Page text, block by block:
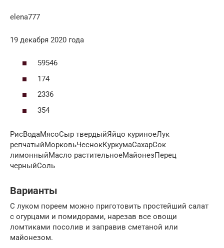
elena777
19 декабря 2020 года
59546
174
2336
354
РисВодаМясоСыр твердыйЯйцо куриноеЛук
репчатыйМорковьЧеснокКуркумаСахарСок
лимонныйМасло растительноеМайонезПерец
черныйСоль
Варианты
С луком пореем можно приготовить простейший салат
с огурцами и помидорами, нарезав все овощи
ломтиками посолив и заправив сметаной или
майонезом.